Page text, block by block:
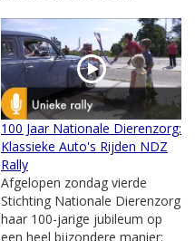
100 Jaar Nationale Dierenzorg:
Klassieke Auto's Rijden NDZ
Rally
Afgelopen zondag vierde
Stichting Nationale Dierenzorg
haar 100-jarige jubileum op
een heel bijzondere manier: